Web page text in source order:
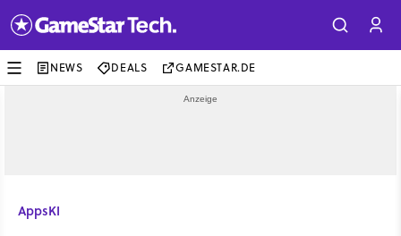
NEWS DEALS GAMESTAR.DE
AppsKI